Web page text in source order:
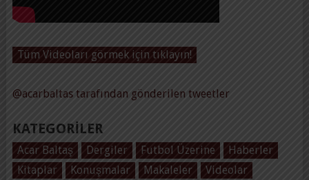
Tüm Videoları görmek için tıklayın!
@acarbaltas tarafından gönderilen tweetler
KATEGORILER
Acar Baltaş Dergiler Futbol Üzerine
Haberler
Kitaplar
Konuşmalar Makaleler
Videolar